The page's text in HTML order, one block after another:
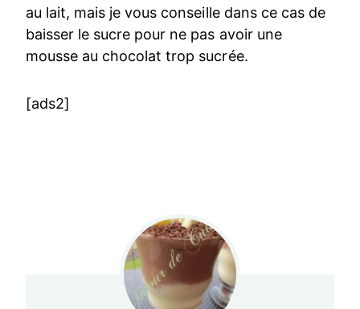
au lait, mais je vous conseille dans ce cas de
baisser le sucre pour ne pas avoir une
mousse au chocolat trop sucrée.
[ads2]